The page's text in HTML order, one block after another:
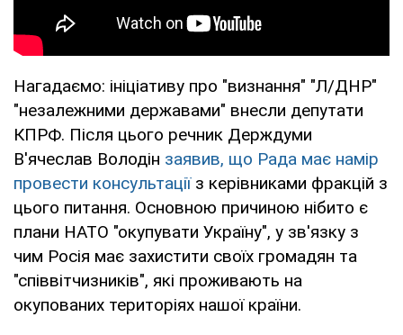
Нагадаємо: ініціативу про "визнання" "Л/ДНР"
"незалежними державами" внесли депутати
КПРФ. Після цього речник Держдуми
В'ячеслав Володін заявив, що Рада має намір
провести консультаціїз керівниками фракцій з
цього питання. Основною причиною нібито є
плани НАТО "окупувати Україну", у зв'язку з
чим Росія має захистити своїх громадян та
"співвітчизників", які проживають на
окупованих територіях нашої країни.